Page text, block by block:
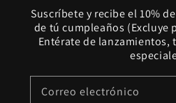
Suscríbete y recibe el 10%
de tú cumpleaños (Excluye
Entérate de lanzamientos,
Correo electrónico